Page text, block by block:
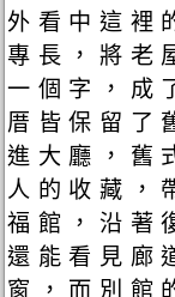
外看中這裡
專長，將老
一個字，成
厝皆保留了
進大廳，舊
人的收藏，
福館，沿著
還能看見廊
窗，而別館